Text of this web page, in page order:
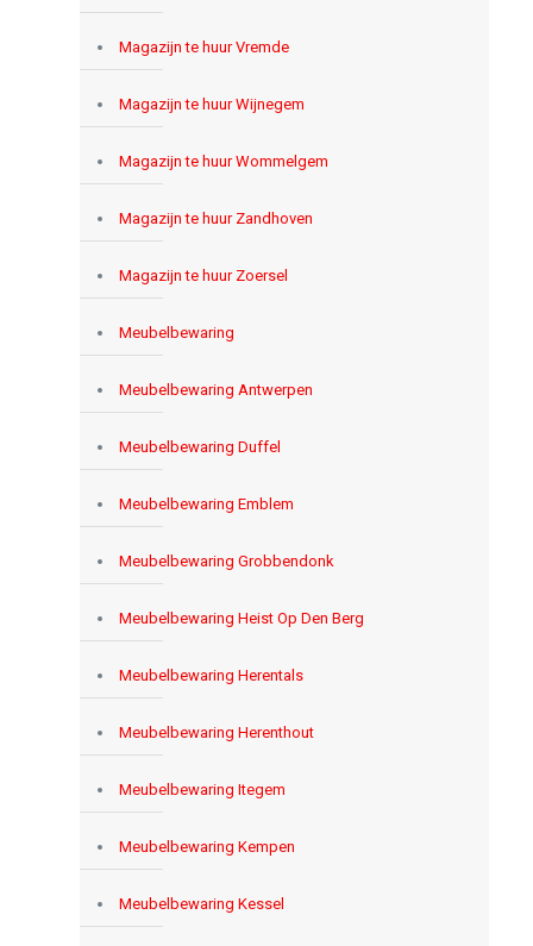
Magazijn te huur Vremde
Magazijn te huur Wijnegem
Magazijn te huur Wommelgem
Magazijn te huur Zandhoven
Magazijn te huur Zoersel
Meubelbewaring
Meubelbewaring Antwerpen
Meubelbewaring Duffel
Meubelbewaring Emblem
Meubelbewaring Grobbendonk
Meubelbewaring Heist Op Den Berg
Meubelbewaring Herentals
Meubelbewaring Herenthout
Meubelbewaring Itegem
Meubelbewaring Kempen
Meubelbewaring Kessel